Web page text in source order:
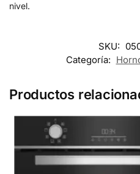
nivel.
SKU:
Categoría:
Productos